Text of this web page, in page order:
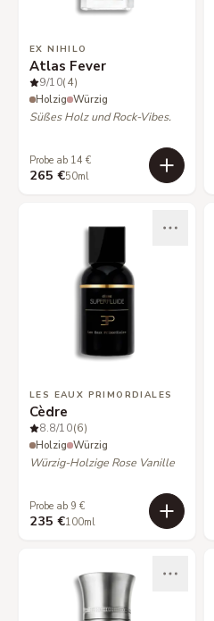
EX NIHILO
Atlas Fever
9/10(4)
Holzig Würzig
Süßes Holz und Rock-Vibes.
Probe ab 14 €
265 €50ml
LES EAUX PRIMORDIALES
Cèdre
8.8/10(6)
Holzig Würzig
Würzig-Holzige Rose Vanille
Probe ab 9 €
235 €100ml